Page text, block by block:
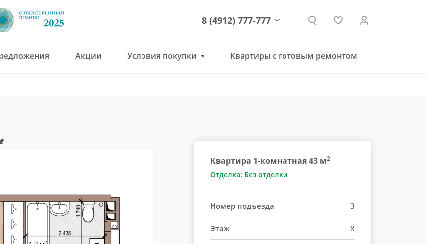
8 (4912) 777-777
Акции Условия покупки Квартиры с готовым ремонтом
Квартира 1-комнатная 43 м2
Отделка: Без отделки
Номер подъезда 3
Этаж 8